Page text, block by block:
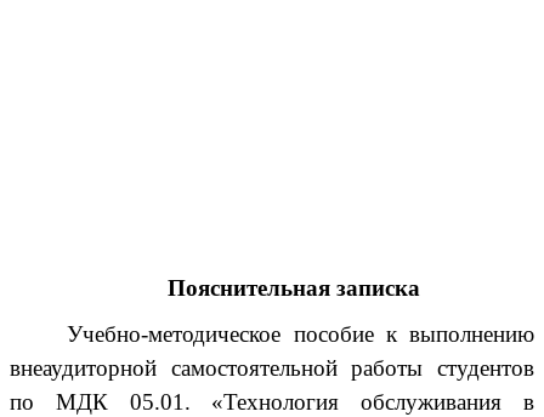
Пояснительная записка
Учебно-методическое пособие к выполнению
внеаудиторной самостоятельной работы студентов
по МДК 05.01. «Технология обслуживания в